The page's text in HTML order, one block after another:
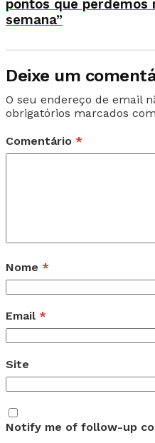
pontos que
semana”
Deixe um
O seu endereço de email
obrigatórios marcados com
Comentário *
Nome *
Email *
Site
Notify me of follow-up